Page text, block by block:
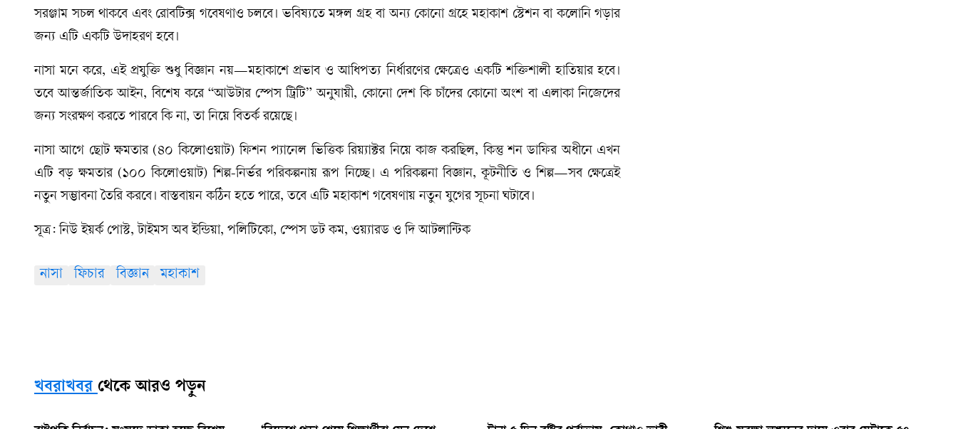
সরঞ্জাম সচল থাকবে এবং রোবটিক্স গবেষণাও চলবে। ভবিষ্যতে মঙ্গল গ্রহ বা অন্য কোনো গ্রহে মহাকাশ স্টেশন বা কলোনি গড়ার
জন্য এটি একটি উদাহরণ হবে।
নাসা মনে করে, এই প্রযুক্তি শুধু বিজ্ঞান নয়—মহাকাশে প্রভাব ও আধিপত্য নির্ধারণের ক্ষেত্রেও একটি শক্তিশালী হাতিয়ার হবে।
তবে আন্তর্জাতিক আইন, বিশেষ করে “আউটার স্পেস ট্রিটি” অনুযায়ী, কোনো দেশ কি চাঁদের কোনো অংশ বা এলাকা নিজেদের
জন্য সংরক্ষণ করতে পারবে কি না, তা নিয়ে বিতর্ক রয়েছে।
নাসা আগে ছোট ক্ষমতার (৪০ কিলোওয়াট) ফিশন প্যানেল ভিত্তিক রিয়্যাক্টর নিয়ে কাজ করছিল, কিন্তু শন ডাফির অধীনে এখন
এটি বড় ক্ষমতার (১০০ কিলোওয়াট) শিল্প-নির্ভর পরিকল্পনায় রূপ নিচ্ছে। এ পরিকল্পনা বিজ্ঞান, কূটনীতি ও শিল্প—সব ক্ষেত্রেই
নতুন সম্ভাবনা তৈরি করবে। বাস্তবায়ন কঠিন হতে পারে, তবে এটি মহাকাশ গবেষণায় নতুন যুগের সূচনা ঘটাবে।
সূত্র: নিউ ইয়র্ক পোস্ট, টাইমস অব ইন্ডিয়া, পলিটিকো, স্পেস ডট কম, ওয়্যারড ও দি আটলান্টিক
নাসা ফিচার বিজ্ঞান মহাকাশ
খবরাখবর থেকে আরও পড়ুন